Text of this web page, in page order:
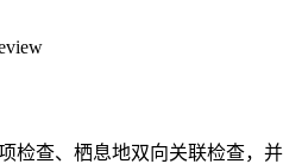
检查、栖息地双向关联检查，并